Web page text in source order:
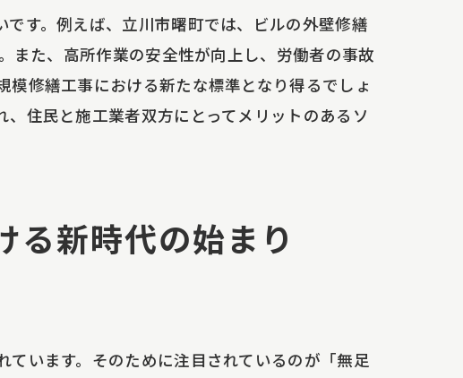
革す。例えば、立川市曙町では、ビルの外壁修繕
また、高所作業の安全性が向上し、労働者の事故
修繕工事における新たな標準となり得るでしょ
住民と施工業者双方にとってメリットのあるソ
る新時代の始まり
います。そのために注目されているのが「無足